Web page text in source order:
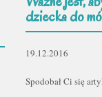
dziecka do
19.12.2016
Spodobał Ci się